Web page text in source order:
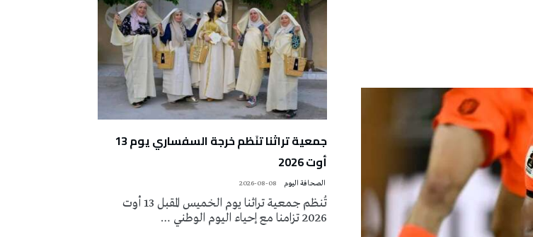
جمعية تراثنا تنَظم خرجة السفساري يوم 13
أوت 2026
2026-08-08
تُنظم جمعية تراثنا يوم الخميس المقبل 13 أوت
2026 تزامنا مع إحياء اليوم الوطني …